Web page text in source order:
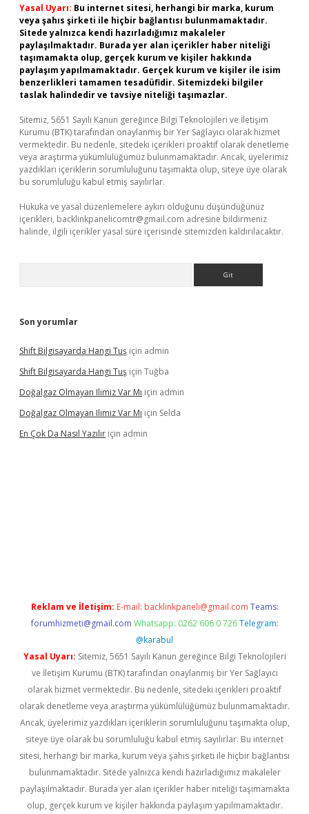
Yasal Uyarı: Bu internet sitesi, herhangi bir marka, kurum
veya şahıs şirketi ile hiçbir bağlantısı bulunmamaktadır.
Sitede yalnızca kendi hazırladığımız makaleler
paylaşılmaktadır. Burada yer alan içerikler haber niteliği
taşımamakta olup, gerçek kurum ve kişiler hakkında
paylaşım yapılmamaktadır. Gerçek kurum ve kişiler ile isim
benzerlikleri tamamen tesadüfidir. Sitemizdeki bilgiler
taslak halindedir ve tavsiye niteliği taşımazlar.
Sitemiz, 5651 Sayılı Kanun gereğince Bilgi Teknolojileri ve İletişim
Kurumu (BTK) tarafından onaylanmış bir Yer Sağlayıcı olarak hizmet
vermektedir. Bu nedenle, sitedeki içerikleri proaktif olarak denetleme
veya araştırma yükümlülüğümüz bulunmamaktadır. Ancak, üyelerimiz
yazdıkları içeriklerin sorumluluğunu taşımakta olup, siteye üye olarak
bu sorumluluğu kabul etmiş sayılırlar.
Hukuka ve yasal düzenlemelere aykırı olduğunu düşündüğünüz
içerikleri, backlinkpanelicomtr@gmail.com adresine bildirmeniz
halinde, ilgili içerikler yasal süre içerisinde sitemizden kaldırılacaktır.
Son yorumlar
Shift Bilgisayarda Hangi Tuş için admin
Shift Bilgisayarda Hangi Tuş için Tuğba
Doğalgaz Olmayan Ilimiz Var Mı için admin
Doğalgaz Olmayan Ilimiz Var Mı için Selda
En Çok Da Nasıl Yazılır için admin
Reklam ve İletişim: E-mail: backlinkpaneli@gmail.com Teams:
forumhizmeti@gmail.com Whatsapp: 0262 606 0 726 Telegram:
@karabul
Yasal Uyarı: Sitemiz, 5651 Sayılı Kanun gereğince Bilgi Teknolojileri
ve İletişim Kurumu (BTK) tarafından onaylanmış bir Yer Sağlayıcı
olarak hizmet vermektedir. Bu nedenle, sitedeki içerikleri proaktif
olarak denetleme veya araştırma yükümlülüğümüz bulunmamaktadır.
Ancak, üyelerimiz yazdıkları içeriklerin sorumluluğunu taşımakta olup,
siteye üye olarak bu sorumluluğu kabul etmiş sayılırlar. Bu internet
sitesi, herhangi bir marka, kurum veya şahıs şirketi ile hiçbir bağlantısı
bulunmamaktadır. Sitede yalnızca kendi hazırladığımız makaleler
paylaşılmaktadır. Burada yer alan içerikler haber niteliği taşımamakta
olup, gerçek kurum ve kişiler hakkında paylaşım yapılmamaktadır.